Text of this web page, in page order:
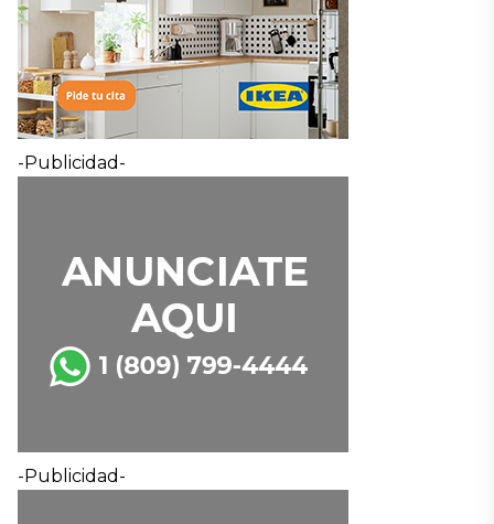
-Publicidad-
-Publicidad-